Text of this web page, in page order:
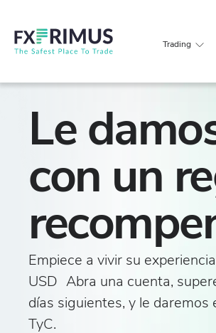
Trading
Le
con un
Empiece a vivir su
USD Abra una cuenta,
días siguientes, y le
TyC.